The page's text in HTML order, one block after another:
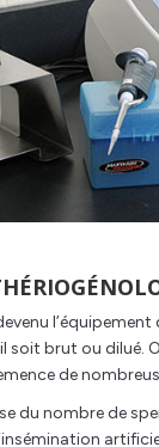
soit brut ou
de
du nombre de